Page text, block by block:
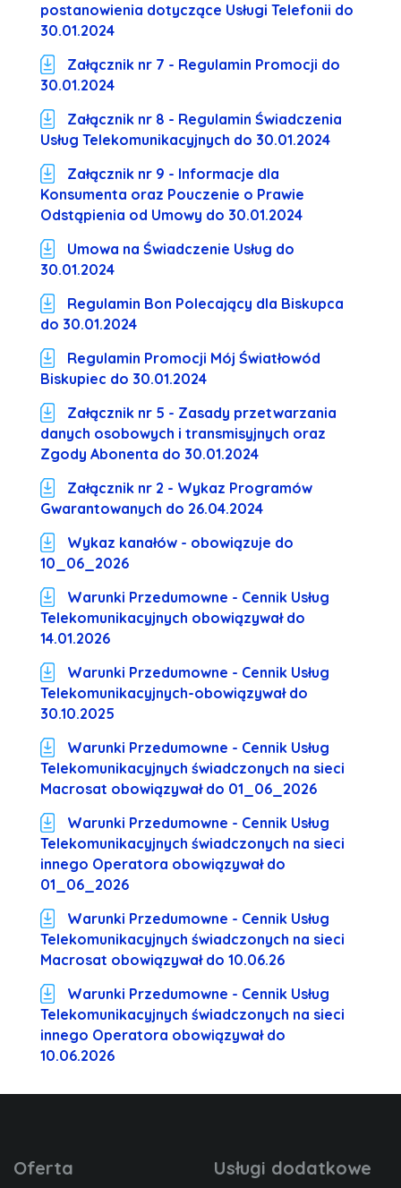
postanowienia dotyczące Usługi Telefonii do
30.01.2024
Załącznik nr 7 - Regulamin Promocji do
30.01.2024
Załącznik nr 8 - Regulamin Świadczenia
Usług Telekomunikacyjnych do 30.01.2024
Załącznik nr 9 - Informacje dla
Konsumenta oraz Pouczenie o Prawie
Odstąpienia od Umowy do 30.01.2024
Umowa na Świadczenie Usług do
30.01.2024
Regulamin Bon Polecający dla Biskupca
do 30.01.2024
Regulamin Promocji Mój Światłowód
Biskupiec do 30.01.2024
Załącznik nr 5 - Zasady przetwarzania
danych osobowych i transmisyjnych oraz
Zgody Abonenta do 30.01.2024
Załącznik nr 2 - Wykaz Programów
Gwarantowanych do 26.04.2024
Wykaz kanałów - obowiązuje do
10_06_2026
Warunki Przedumowne - Cennik Usług
Telekomunikacyjnych obowiązywał do
14.01.2026
Warunki Przedumowne - Cennik Usług
Telekomunikacyjnych-obowiązywał do
30.10.2025
Warunki Przedumowne - Cennik Usług
Telekomunikacyjnych świadczonych na sieci
Macrosat obowiązywał do 01_06_2026
Warunki Przedumowne - Cennik Usług
Telekomunikacyjnych świadczonych na sieci
innego Operatora obowiązywał do
01_06_2026
Warunki Przedumowne - Cennik Usług
Telekomunikacyjnych świadczonych na sieci
Macrosat obowiązywał do 10.06.26
Warunki Przedumowne - Cennik Usług
Telekomunikacyjnych świadczonych na sieci
innego Operatora obowiązywał do
10.06.2026
Oferta Usługi dodatkowe